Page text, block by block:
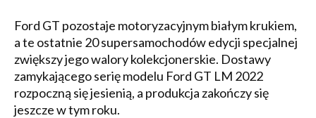
Ford GT pozostaje motoryzacyjnym białym krukiem,
a te ostatnie 20 supersamochodów edycji specjalnej
zwiększy jego walory kolekcjonerskie. Dostawy
zamykającego serię modelu Ford GT LM 2022
rozpoczną się jesienią, a produkcja zakończy się
jeszcze w tym roku.